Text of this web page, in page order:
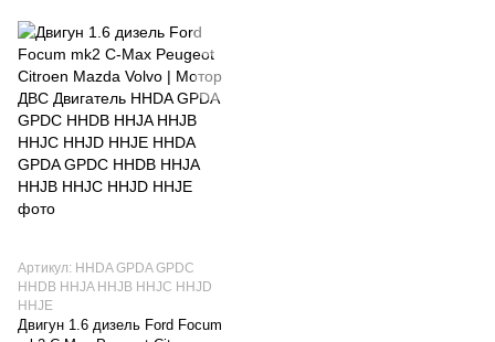
Артикул: HHDA GPDA GPDC
HHDB HHJA HHJB HHJC HHJD
HHJE
Двигун 1.6 дизель Ford Focum